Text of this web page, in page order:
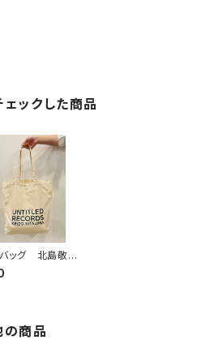
ェックした商品
バッグ 北島敬三
RECOR
の商品